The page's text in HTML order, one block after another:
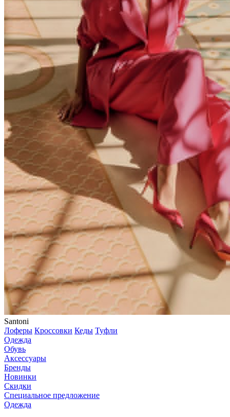
Santoni
Лоферы Кроссовки Кеды Туфли
Одежда
Обувь
Аксессуары
Бренды
Новинки
Скидки
Специальное предложение
Одежда